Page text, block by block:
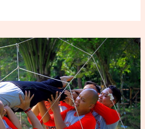
di Bogor Terbaik 2026: